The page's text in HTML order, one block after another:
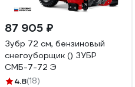
87 905 ₽
Зубр 72 см, бензиновый
снегоуборщик () ЗУБР
СМБ-7-72 Э
4.8(18)